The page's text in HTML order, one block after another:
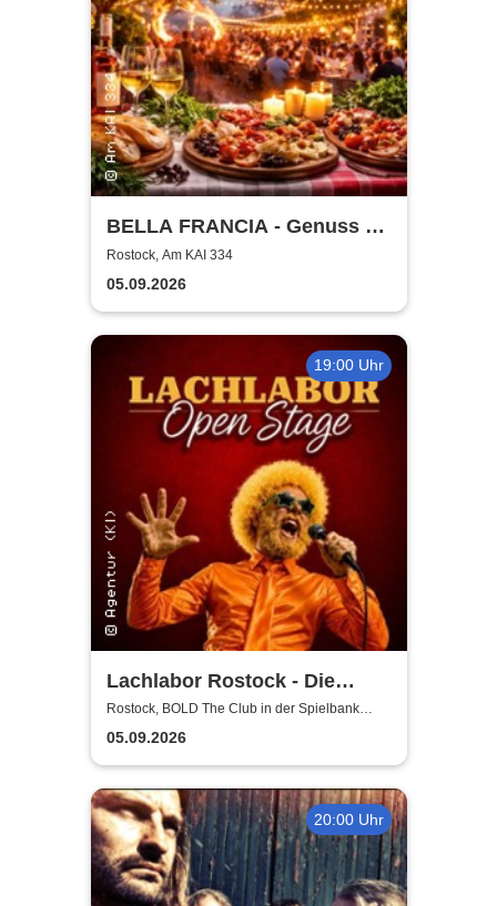
BELLA FRANCIA - Genuss &
Kultur Rostock
Rostock, Am KAI 334
05.09.2026
19:00 Uhr
Lachlabor Rostock - Die
Comedy-Testbühne im BOLD
The Club
Rostock, BOLD The Club in der Spielbank
Rostock
05.09.2026
20:00 Uhr